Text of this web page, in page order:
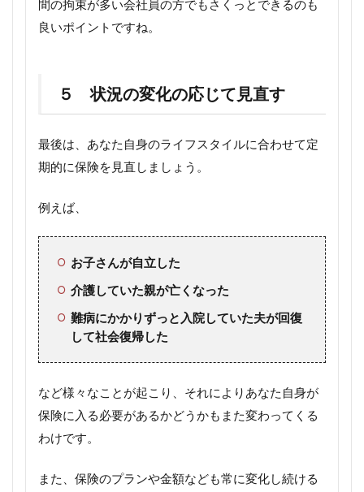
間の拘束が多い会社員の方でもさくっとできるのも
良いポイントですね。
５ 状況の変化の応じて見直す
最後は、あなた自身のライフスタイルに合わせて定
期的に保険を見直しましょう。
例えば、
お子さんが自立した
介護していた親が亡くなった
難病にかかりずっと入院していた夫が回復
して社会復帰した
など様々なことが起こり、それによりあなた自身が
保険に入る必要があるかどうかもまた変わってくる
わけです。
また、保険のプランや金額なども常に変化し続ける